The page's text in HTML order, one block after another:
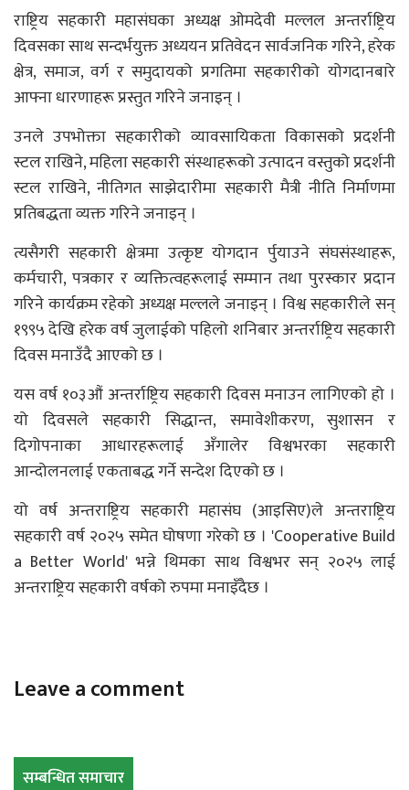
राष्ट्रिय सहकारी महासंघका अध्यक्ष ओमदेवी मल्लल अन्तर्राष्ट्रिय
दिवसका साथ सन्दर्भयुक्त अध्ययन प्रतिवेदन सार्वजनिक गरिने, हरेक
क्षेत्र, समाज, वर्ग र समुदायको प्रगतिमा सहकारीको योगदानबारे
आफ्ना धारणाहरू प्रस्तुत गरिने जनाइन् ।
उनले उपभोक्ता सहकारीको व्यावसायिकता विकासको प्रदर्शनी
स्टल राखिने, महिला सहकारी संस्थाहरूको उत्पादन वस्तुको प्रदर्शनी
स्टल राखिने, नीतिगत साझेदारीमा सहकारी मैत्री नीति निर्माणमा
प्रतिबद्धता व्यक्त गरिने जनाइन् ।
त्यसैगरी सहकारी क्षेत्रमा उत्कृष्ट योगदान र्पुयाउने संघसंस्थाहरू,
कर्मचारी, पत्रकार र व्यक्तित्वहरूलाई सम्मान तथा पुरस्कार प्रदान
गरिने कार्यक्रम रहेको अध्यक्ष मल्लले जनाइन् । विश्व सहकारीले सन्
१९९५ देखि हरेक वर्ष जुलाईको पहिलो शनिबार अन्तर्राष्ट्रिय सहकारी
दिवस मनाउँदै आएको छ ।
यस वर्ष १०३औं अन्तर्राष्ट्रिय सहकारी दिवस मनाउन लागिएको हो ।
यो दिवसले सहकारी सिद्धान्त, समावेशीकरण, सुशासन र
दिगोपनाका आधारहरूलाई अँगालेर विश्वभरका सहकारी
आन्दोलनलाई एकताबद्ध गर्ने सन्देश दिएको छ ।
यो वर्ष अन्तराष्ट्रिय सहकारी महासंघ (आइसिए)ले अन्तराष्ट्रिय
सहकारी वर्ष २०२५ समेत घोषणा गरेको छ । 'Cooperative Build
a Better World' भन्ने थिमका साथ विश्वभर सन् २०२५ लाई
अन्तराष्ट्रिय सहकारी वर्षको रुपमा मनाइँदैछ ।
Leave a comment
सम्बन्धित समाचार